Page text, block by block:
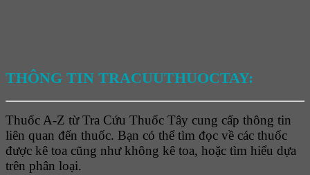
THÔNG TIN TRACUUTHUOCTAY:
Thuốc A-Z từ Tra Cứu Thuốc Tây cung cấp thông tin
liên quan đến thuốc. Bạn có thể tìm đọc về các thuốc
được kê toa cũng như không kê toa, hoặc tìm hiểu dựa
trên phân loại.